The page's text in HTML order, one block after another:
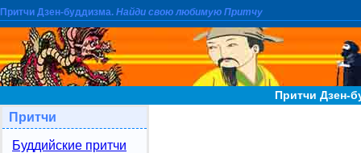
Притчи Дзен-буддизма. Найди свою любимую Притчу
Притчи Дзен-
Притчи
Буддийские притчи